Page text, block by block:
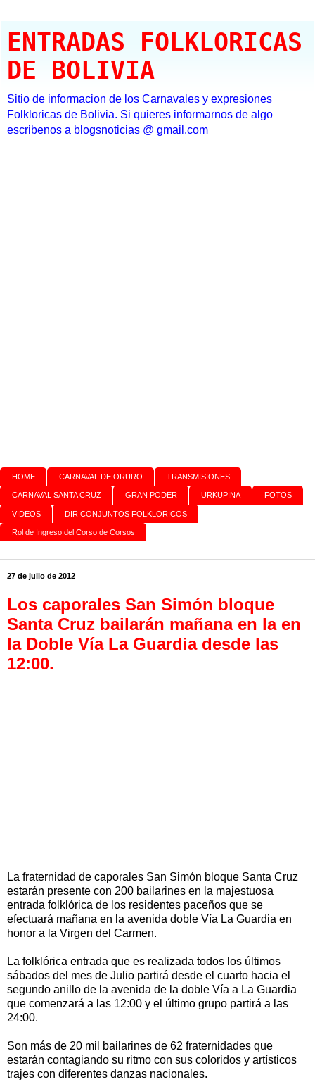
ENTRADAS FOLKLORICAS
DE BOLIVIA
Sitio de informacion de los Carnavales y expresiones
Folkloricas de Bolivia. Si quieres informarnos de algo
escribenos a blogsnoticias @ gmail.com
HOME CARNAVAL DE ORURO TRANSMISIONES
CARNAVAL SANTA CRUZ GRAN PODER URKUPINA FOTOS
VIDEOS DIR CONJUNTOS FOLKLORICOS
Rol de Ingreso del Corso de Corsos
27 de julio de 2012
Los caporales San Simón bloque
Santa Cruz bailarán mañana en la en
la Doble Vía La Guardia desde las
12:00.
La fraternidad de caporales San Simón bloque Santa Cruz
estarán presente con 200 bailarines en la majestuosa
entrada folklórica de los residentes paceños que se
efectuará mañana en la avenida doble Vía La Guardia en
honor a la Virgen del Carmen.
La folklórica entrada que es realizada todos los últimos
sábados del mes de Julio partirá desde el cuarto hacia el
segundo anillo de la avenida de la doble Vía a La Guardia
que comenzará a las 12:00 y el último grupo partirá a las
24:00.
Son más de 20 mil bailarines de 62 fraternidades que
estarán contagiando su ritmo con sus coloridos y artísticos
trajes con diferentes danzas nacionales.